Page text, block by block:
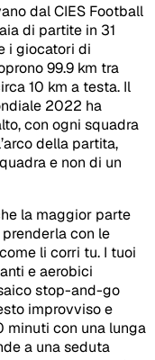
dal CIES Football
di partite in 31
i giocatori di
99.9 km tra
10 km a testa. Il
2022 ha
con ogni squadra
della partita,
e non di un
la maggior parte
con le
li corri tu. I tuoi
e aerobici
stop-and-go
improvviso e
minuti con una lunga
a una seduta